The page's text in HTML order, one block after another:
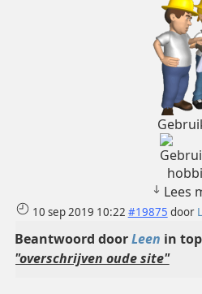
Lees
10 sep 2019 10:22 #19875 door
Beantwoord doorLeen in
"overschrijven oude site"